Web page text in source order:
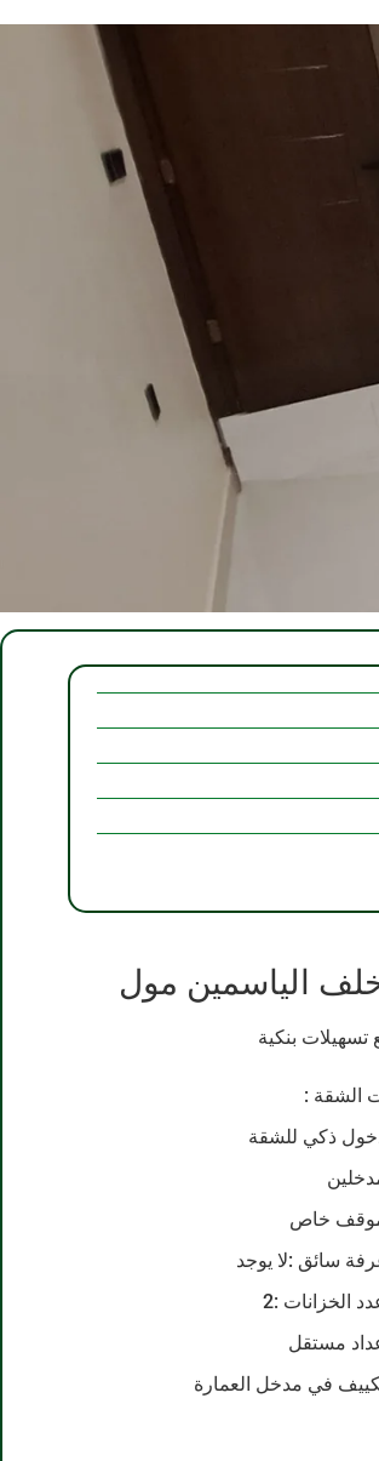
الياسمين مول
بنكية
الشقة :
ذكي للشقة
خاص
سائق :لا يوجد
الخزانات :2
مستقل
في مدخل العمارة